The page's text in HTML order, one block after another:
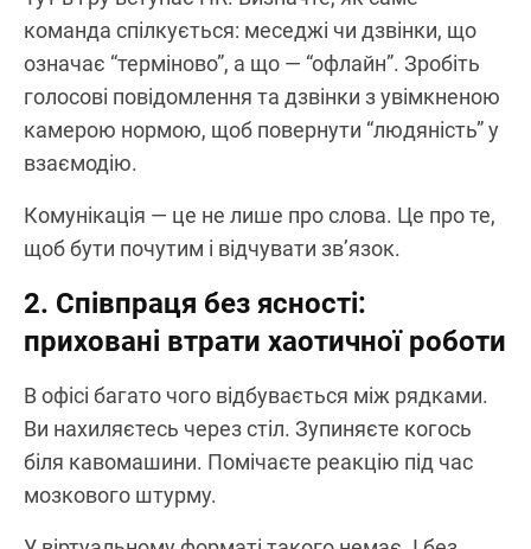
команда спілкується: меседжі чи дзвінки, що
означає “терміново”, а що — “офлайн”. Зробіть
голосові повідомлення та дзвінки з увімкненою
камерою нормою, щоб повернути “людяність” у
взаємодію.
Комунікація — це не лише про слова. Це про те,
щоб бути почутим і відчувати зв’язок.
2. Співпраця без ясності:
приховані втрати хаотичної роботи
В офісі багато чого відбувається між рядками.
Ви нахиляєтесь через стіл. Зупиняєте когось
біля кавомашини. Помічаєте реакцію під час
мозкового штурму.